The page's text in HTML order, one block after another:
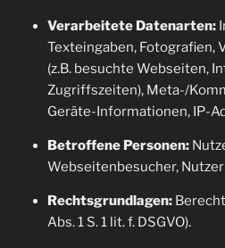
Verarbeitete Datenarten:
Texteingaben, Fotografien,
(z.B. besuchte Webseiten,
Zugriffszeiten), Meta-/
Geräte-Informationen, IP-
Betroffene Personen:
Webseitenbesucher,
Rechtsgrundlagen:
Abs. 1 S. 1 lit. f. DSGVO).